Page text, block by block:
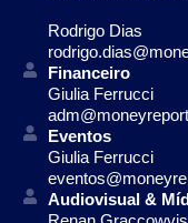
Rodrigo Dias
Financeiro
Giulia Ferrucci
Eventos
Giulia Ferrucci
Audiovisual &